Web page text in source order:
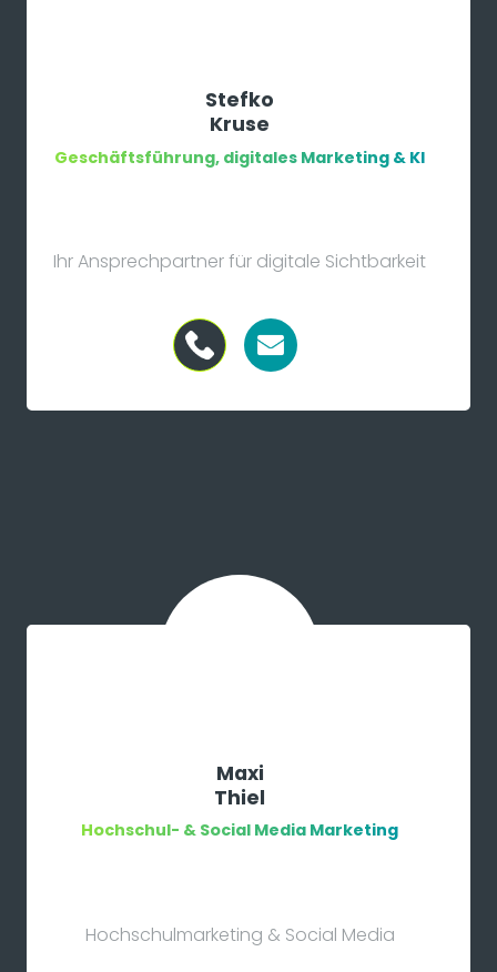
Stefko
Kruse
Geschäftsführung, digitales Marketing & KI
Ihr Ansprechpartner für digitale Sichtbarkeit
Maxi
Thiel
Hochschul- & Social Media Marketing
Hochschulmarketing & Social Media